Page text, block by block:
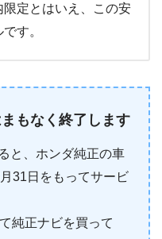
定とはいえ、この安
す。
もなく終了します
と、ホンダ純正の車
31日をもってサービ
純正ナビを買って